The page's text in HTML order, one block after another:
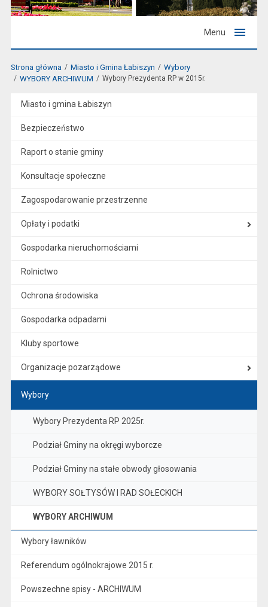
Menu
Strona główna Miasto i Gmina Łabiszyn
Wybory
WYBORY ARCHIWUM
Wybory Prezydenta RP w 2015r.
Miasto i gmina Łabiszyn
Bezpieczeństwo
Raport o stanie gminy
Konsultacje społeczne
Zagospodarowanie przestrzenne
Opłaty i podatki
Gospodarka nieruchomościami
Rolnictwo
Ochrona środowiska
Gospodarka odpadami
Kluby sportowe
Organizacje pozarządowe
Wybory
Wybory Prezydenta RP 2025r.
Podział Gminy na okręgi wyborcze
Podział Gminy na stałe obwody głosowania
WYBORY SOŁTYSÓW I RAD SOŁECKICH
WYBORY ARCHIWUM
Wybory ławników
Referendum ogólnokrajowe 2015 r.
Powszechne spisy - ARCHIWUM